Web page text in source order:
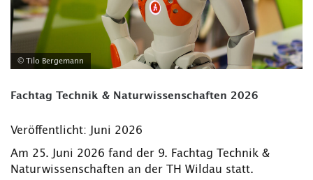
© Tilo Bergemann
Fachtag Technik & Naturwissenschaften 2026
Veröffentlicht: Juni 2026
Am 25. Juni 2026 fand der 9. Fachtag Technik &
Naturwissenschaften an der TH Wildau statt.